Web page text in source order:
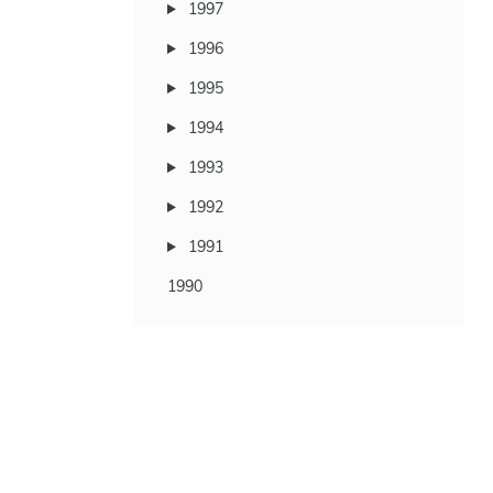
1997
1996
1995
1994
1993
1992
1991
1990